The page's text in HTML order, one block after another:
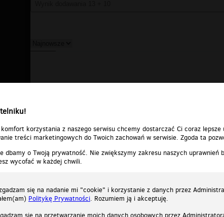
korzystania z naszego serwisu chcemy dostarczać Ci coraz
treści marketingowych do Twoich zachowań w serwisie. Zgoda ta
dbamy o Twoją prywatność. Nie zwiększymy zakresu naszych
wycofać w każdej chwili.
się na nadanie mi "cookie" i korzystanie z danych przez
Politykę Prywatności. Rozumiem ją i akceptuję.